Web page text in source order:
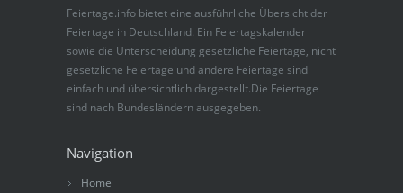
Feiertage.info bietet eine ausführliche Übersicht der
Feiertage in Deutschland. Ein Feiertagskalender
sowie die Unterscheidung gesetzliche Feiertage, nicht
gesetzliche Feiertage und andere Feiertage sind
einfach und übersichtlich dargestellt.Die Feiertage
sind nach Bundesländern ausgegeben.
Navigation
Home